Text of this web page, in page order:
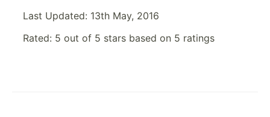
Last Updated: 13th May, 2016
Rated: 5 out of 5 stars based on 5 ratings